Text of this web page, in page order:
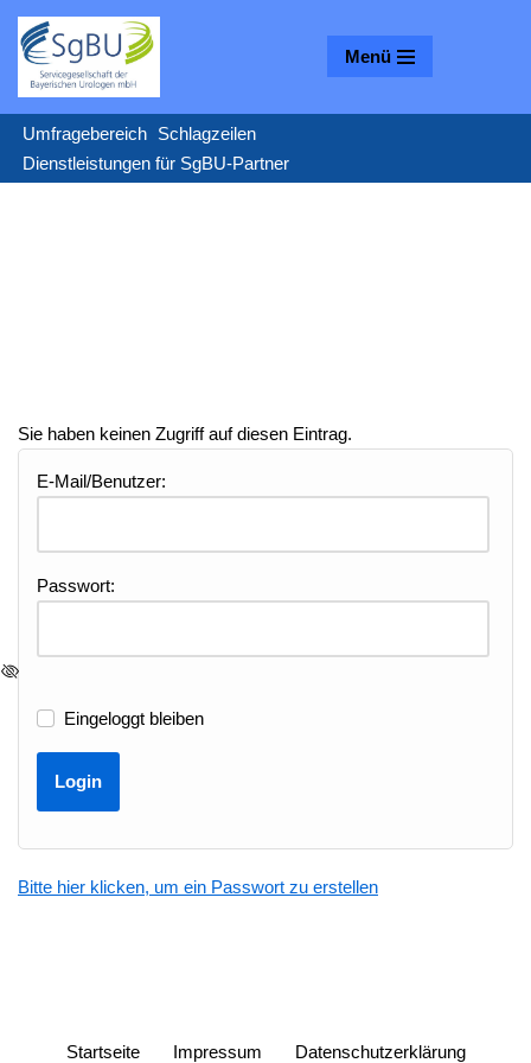
Zum
Inhalt
springen
Menü
Umfragebereich Schlagzeilen
Dienstleistungen für SgBU-Partner
Sie haben keinen Zugriff auf diesen Eintrag.
E-Mail/Benutzer:
Passwort:
Eingeloggt bleiben
Bitte hier klicken, um ein Passwort zu erstellen
Startseite Impressum Datenschutzerklärung